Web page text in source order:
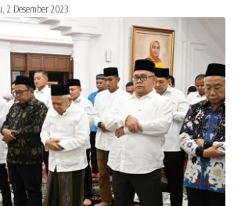
2 Desember 2023